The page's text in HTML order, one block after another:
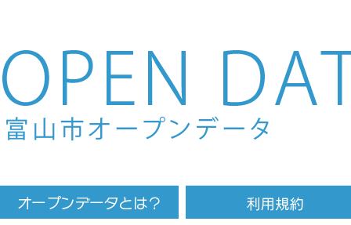
Skip to main content